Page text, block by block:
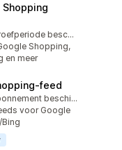
Shopping
Gratis proefperiode beschikbaar
Shopping,
en meer
Gratis abonnement beschikbaar
voor Google